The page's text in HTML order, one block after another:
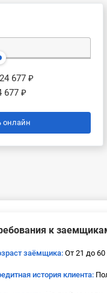
677 ₽
677 ₽
онлайн
к
заёмщика: От 21 до 60
история клиента: